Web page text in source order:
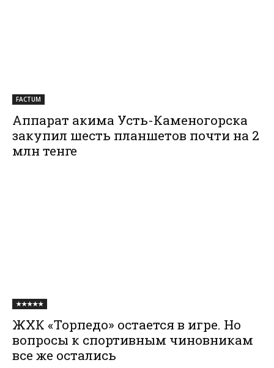
FACTUM
Аппарат акима Усть-Каменогорска
закупил шесть планшетов почти на 2
млн тенге
★★★★★
ЖХК «Торпедо» остается в игре. Но
вопросы к спортивным чиновникам
все же остались